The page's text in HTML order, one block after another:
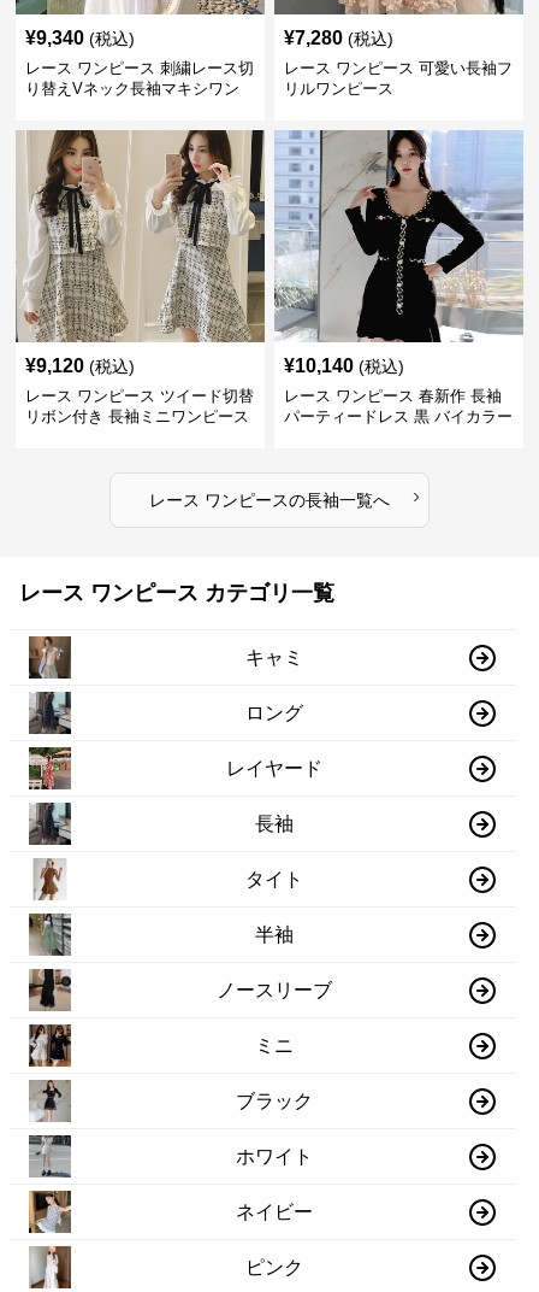
¥9,340 (税込)
レース ワンピース 刺繍レース切
り替えVネック長袖マキシワン
¥7,280 (税込)
レース ワンピース 可愛い長袖フ
リルワンピース
¥9,120 (税込)
レース ワンピース ツイード切替
リボン付き 長袖ミニワンピース
¥10,140 (税込)
レース ワンピース 春新作 長袖
パーティードレス 黒 バイカラー
レース ワンピースの長袖一覧へ ›
レース ワンピース カテゴリ一覧
キャミ
ロング
レイヤード
長袖
タイト
半袖
ノースリーブ
ミニ
ブラック
ホワイト
ネイビー
ピンク